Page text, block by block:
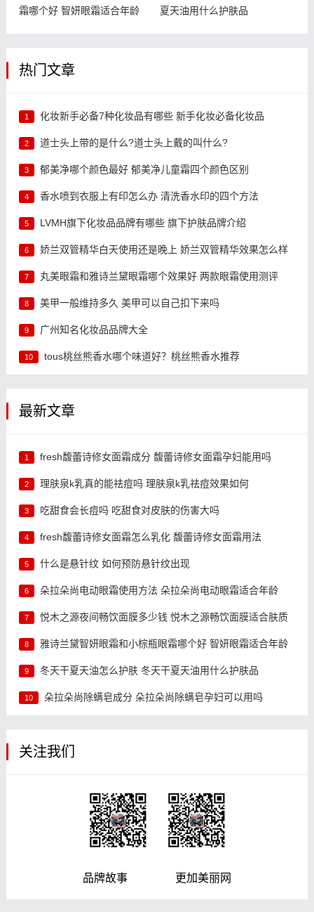
霜哪个好 智妍眼霜适合年龄
夏天油用什么护肤品
热门文章
1 化妆新手必备7种化妆品有哪些 新手化妆必备化妆品
2 道士头上带的是什么?道士头上戴的叫什么?
3 郁美净哪个颜色最好 郁美净儿童霜四个颜色区别
4 香水喷到衣服上有印怎么办 清洗香水印的四个方法
5 LVMH旗下化妆品品牌有哪些 旗下护肤品牌介绍
6 娇兰双管精华白天使用还是晚上 娇兰双管精华效果怎么样
7 丸美眼霜和雅诗兰黛眼霜哪个效果好 两款眼霜使用测评
8 美甲一般维持多久 美甲可以自己扣下来吗
9 广州知名化妆品品牌大全
10 tous桃丝熊香水哪个味道好？桃丝熊香水推荐
最新文章
1 fresh馥蕾诗修女面霜成分 馥蕾诗修女面霜孕妇能用吗
2 理肤泉k乳真的能祛痘吗 理肤泉k乳祛痘效果如何
3 吃甜食会长痘吗 吃甜食对皮肤的伤害大吗
4 fresh馥蕾诗修女面霜怎么乳化 馥蕾诗修女面霜用法
5 什么是悬针纹 如何预防悬针纹出现
6 朵拉朵尚电动眼霜使用方法 朵拉朵尚电动眼霜适合年龄
7 悦木之源夜间畅饮面膜多少钱 悦木之源畅饮面膜适合肤质
8 雅诗兰黛智妍眼霜和小棕瓶眼霜哪个好 智妍眼霜适合年龄
9 冬天干夏天油怎么护肤 冬天干夏天油用什么护肤品
10 朵拉朵尚除螨皂成分 朵拉朵尚除螨皂孕妇可以用吗
关注我们
品牌故事 更加美丽网